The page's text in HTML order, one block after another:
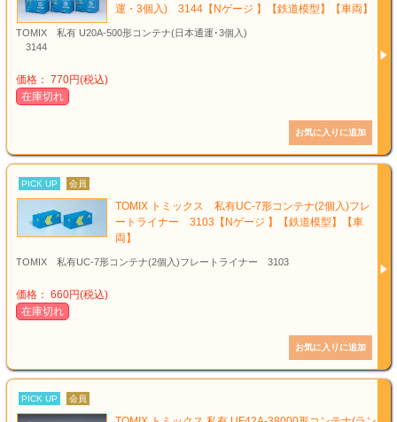
運・3個入) 3144【Nゲージ 】【鉄道模型】【車両】
TOMIX 私有 U20A-500形コンテナ(日本通運･3個入)
3144
価格： 770円(税込)
在庫切れ
PICK UP 会員
TOMIX トミックス 私有UC-7形コンテナ(2個入)フレ
ートライナー 3103【Nゲージ 】【鉄道模型】【車
両】
TOMIX 私有UC-7形コンテナ(2個入)フレートライナー 3103
価格： 660円(税込)
在庫切れ
PICK UP 会員